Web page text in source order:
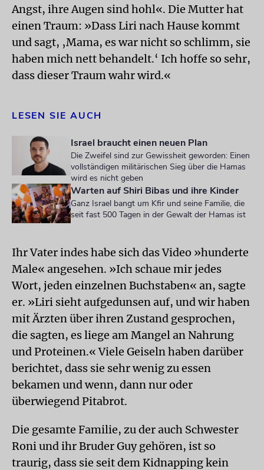
Angst, ihre Augen sind hohl«. Die Mutter hat
einen Traum: »Dass Liri nach Hause kommt
und sagt, ‚Mama, es war nicht so schlimm, sie
haben mich nett behandelt.‘ Ich hoffe so sehr,
dass dieser Traum wahr wird.«
LESEN SIE AUCH
Israel braucht einen neuen Plan
Die Zweifel sind zur Gewissheit geworden: Einen
vollständigen militärischen Sieg über die Hamas
wird es nicht geben
Warten auf Shiri Bibas und ihre Kinder
Ganz Israel bangt um Kfir und seine Familie, die
seit fast 500 Tagen in der Gewalt der Hamas ist
Ihr Vater indes habe sich das Video »hunderte
Male« angesehen. »Ich schaue mir jedes
Wort, jeden einzelnen Buchstaben« an, sagte
er. »Liri sieht aufgedunsen auf, und wir haben
mit Ärzten über ihren Zustand gesprochen,
die sagten, es liege am Mangel an Nahrung
und Proteinen.« Viele Geiseln haben darüber
berichtet, dass sie sehr wenig zu essen
bekamen und wenn, dann nur oder
überwiegend Pitabrot.
Die gesamte Familie, zu der auch Schwester
Roni und ihr Bruder Guy gehören, ist so
traurig, dass sie seit dem Kidnapping kein